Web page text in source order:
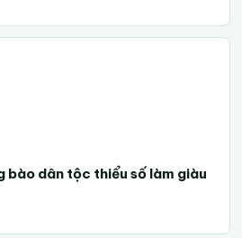
bào dân tộc thiểu số làm giàu